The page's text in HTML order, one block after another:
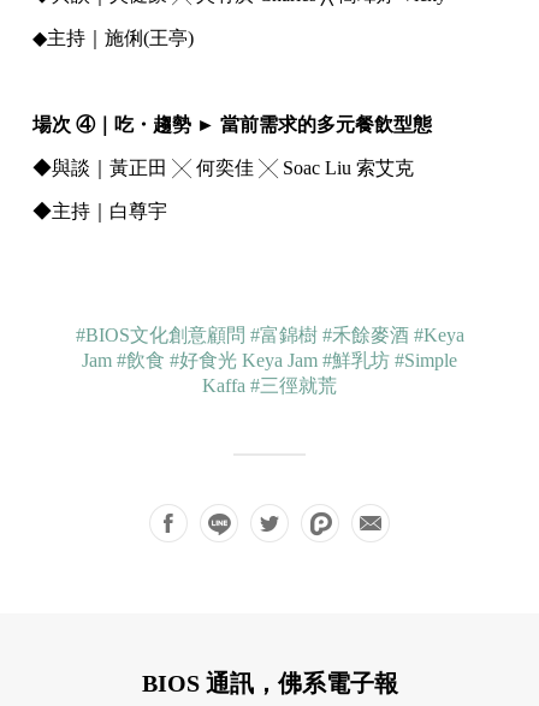
◆主持｜施俐(王亭)
場次 ④｜吃・趨勢 ► 當前需求的多元餐飲型態
◆與談｜黃正田 ╳ 何奕佳 ╳ Soac Liu 索艾克
◆主持｜白尊宇
#BIOS文化創意顧問 #富錦樹 #禾餘麥酒 #Keya
Jam #飲食 #好食光 Keya Jam #鮮乳坊 #Simple
Kaffa #三徑就荒
BIOS 通訊，佛系電子報